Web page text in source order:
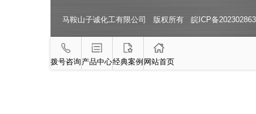
马鞍山子诚化工有限公司 版权所有 皖ICP备
拨号咨询 产品中心经典案例 网站首页